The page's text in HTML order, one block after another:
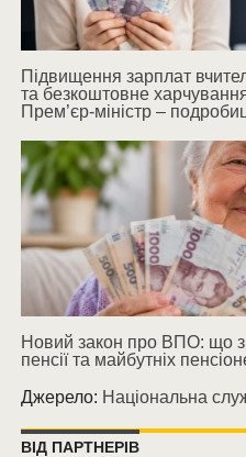
Підвищення зарплат
та безкоштовне
Прем’єр-міністр –
Новий закон про ВПО: що
пенсії та майбутніх
Джерело: Національна
ВІД ПАРТНЕРІВ